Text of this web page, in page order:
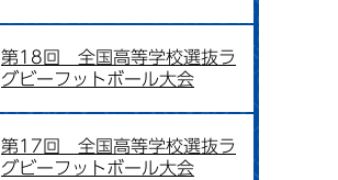
第18回 全国高等学校選抜ラ
グビーフットボール大会
第17回 全国高等学校選抜ラ
グビーフットボール大会